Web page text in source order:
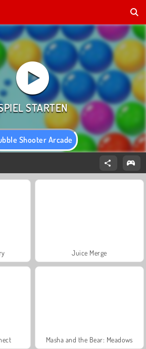
Shooter Arcade
Juice Merge
Masha and the Bear: Meadows